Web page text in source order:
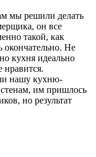
мы решили делать
он все
такой, как
окончательно. Не
кухня идеально
нравится.
нашу кухню-
им пришлось
но результат